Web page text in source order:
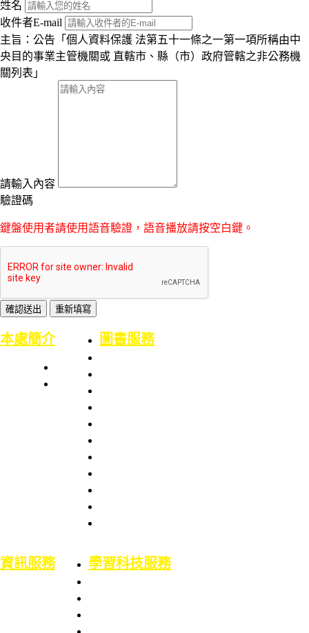
姓名
收件者E-mail
主旨：公告「個人資料保護 法第五十一條之一第一項所稱由中
央目的事業主管機關或 直轄市、縣（市）政府管轄之非公務機
關列表」
請輸入內容
驗證碼
鍵盤使用者請使用語音驗證，語音播放請按空白鍵。
本處簡介 圖書服務
資訊服務 學習科技服務